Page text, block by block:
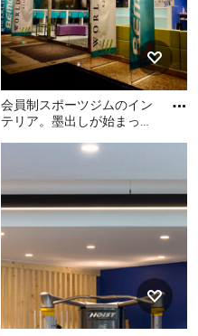
会員制スポーツジムのイン
テリア。墨出しが始まって
依頼で設計事務所のデザ
Geräumiger Moderner
Wandfarbe und weißem
Boden in Tokio